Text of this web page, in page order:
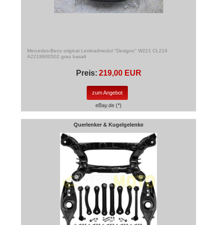
Mercedes-Benz original Lenkradmodul "Designo" W221 CL216
A2218600502 grau basalt
Preis: 219,00 EUR
zum Angebot
eBay.de (*)
Querlenker & Kugelgelenke